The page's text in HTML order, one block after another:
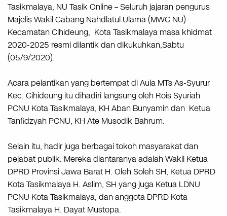
Tasikmalaya, NU Tasik Online – Seluruh jajaran pengurus
Majelis Wakil Cabang Nahdlatul Ulama (MWC NU)
Kecamatan Cihideung, Kota Tasikmalaya masa khidmat
2020-2025 resmi dilantik dan dikukuhkan,Sabtu
(05/9/2020).
Acara pelantikan yang bertempat di Aula MTs As-Syurur
Kec. Cihideung itu dihadiri langsung oleh Rois Syuriah
PCNU Kota Tasikmalaya, KH Aban Bunyamin dan Ketua
Tanfidzyah PCNU, KH Ate Musodik Bahrum.
Selain itu, hadir juga berbagai tokoh masyarakat dan
pejabat publik. Mereka diantaranya adalah Wakil Ketua
DPRD Provinsi Jawa Barat H. Oleh Soleh SH, Ketua DPRD
Kota Tasikmalaya H. Aslim, SH yang juga Ketua LDNU
PCNU Kota Tasikmalaya, dan anggota DPRD Kota
Tasikmalaya H. Dayat Mustopa.